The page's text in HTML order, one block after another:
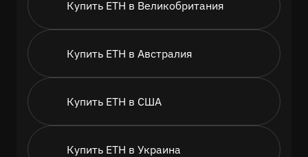
Купить ETH в Великобритания
Купить ETH в Австралия
Купить ETH в США
Купить ETH в Украина